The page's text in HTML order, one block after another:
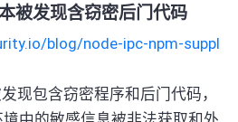
被发现含窃密后门代码
blog/node-ipc-npm-suppl
现包含窃密程序和后门代码，